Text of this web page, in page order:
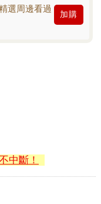
選周邊看過
加購
中斷！